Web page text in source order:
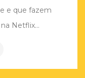
e que fazem
Netflix…